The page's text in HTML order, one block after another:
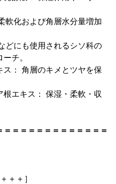
軟化および角層水分量増加
どにも使用されるシソ科の
チ。
： 角層のキメとツヤを保
エキス： 保湿・柔軟・収
＝＝＝＝＝＝＝＝＝＝＝＝
＋＋］